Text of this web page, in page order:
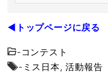
◀トップページに戻る
-コンテスト
- ミス日本,活動報告